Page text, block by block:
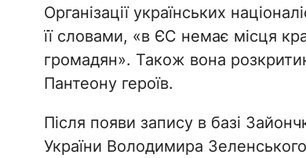
Організації українських
її словами, «в ЄС немає місця
громадян». Також вона
Пантеону героїв.
Після появи запису в базі
України Володимира